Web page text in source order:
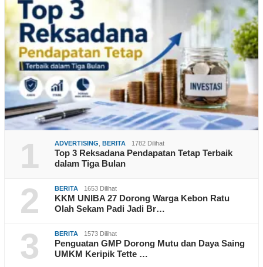
1 ADVERTISING BERITA 1782 Dilihat
Top 3 Reksadana Pendapatan Tetap Terbaik
dalam Tiga Bulan
2 BERITA 1653 Dilihat
KKM UNIBA 27 Dorong Warga Kebon Ratu
Olah Sekam Padi Jadi Br…
3 BERITA 1573 Dilihat
Penguatan GMP Dorong Mutu dan Daya Saing
UMKM Keripik Tette …